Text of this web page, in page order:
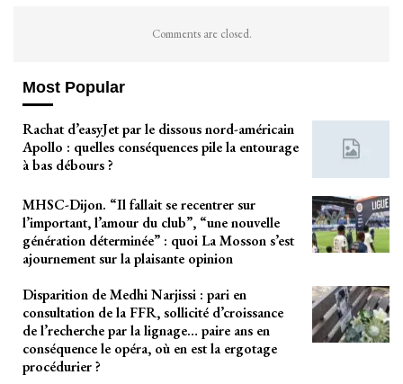
Comments are closed.
Most Popular
Rachat d’easyJet par le dissous nord-américain
Apollo : quelles conséquences pile la entourage
à bas débours ?
MHSC-Dijon. “Il fallait se recentrer sur
l’important, l’amour du club”, “une nouvelle
génération déterminée” : quoi La Mosson s’est
ajournement sur la plaisante opinion
Disparition de Medhi Narjissi : pari en
consultation de la FFR, sollicité d’croissance
de l’recherche par la lignage… paire ans en
conséquence le opéra, où en est la ergotage
procédurier ?